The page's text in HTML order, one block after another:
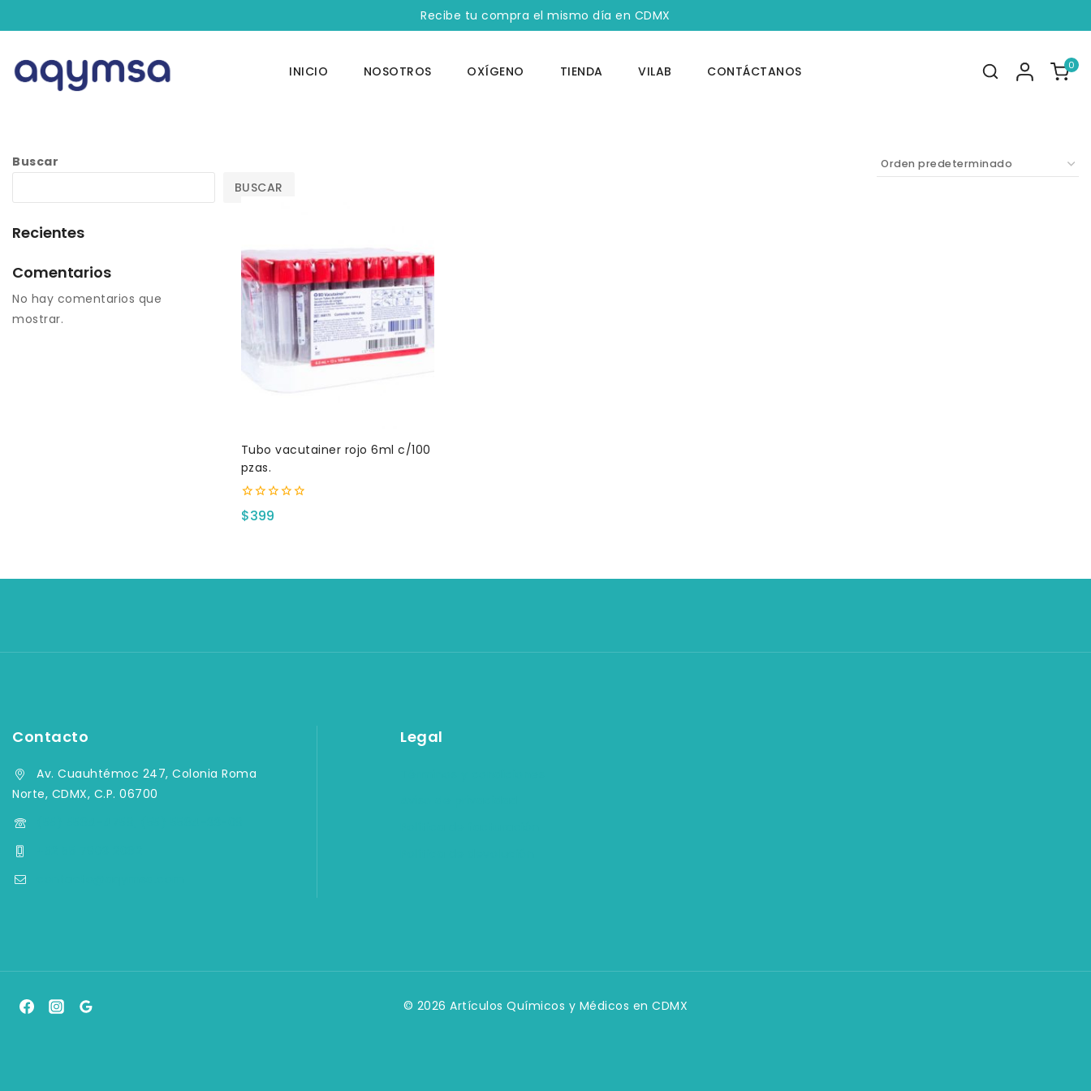
Recibe tu compra el mismo día en CDMX
INICIO NOSOTROS OXÍGENO TIENDA VILAB CONTÁCTANOS 0
Tubo vacutainer rojo 6ml c/100
pzas.
0
fuera
$399
Buscar
BUSCAR
Recientes
Comentarios
No hay comentarios que
mostrar.
Contacto
Av. Cuauhtémoc 247, Colonia Roma
Norte, CDMX, C.P. 06700
Legal
© 2026 Artículos Químicos y Médicos en CDMX